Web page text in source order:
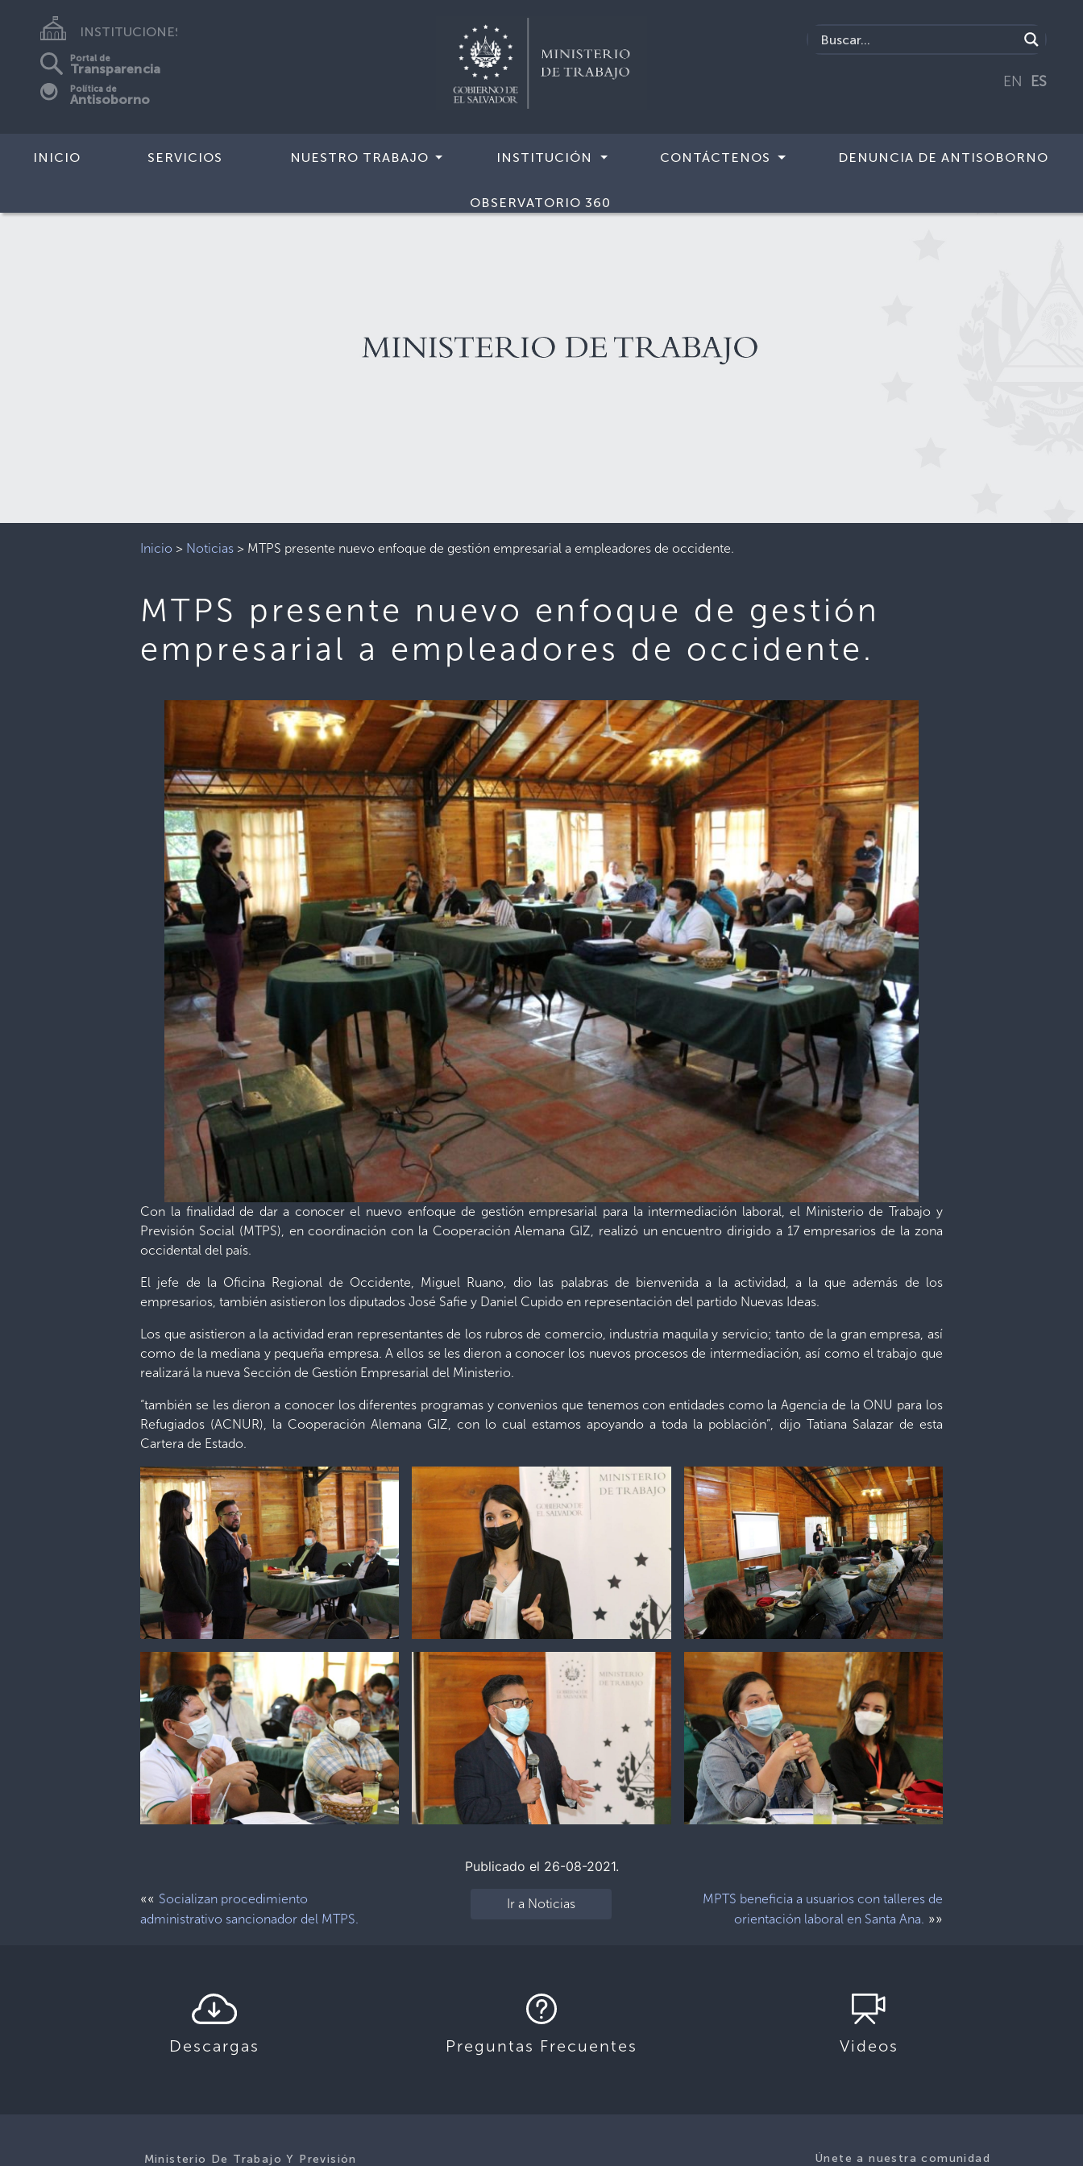
INSTITUCIONES
Portal de
Transparencia
Política de
Antisoborno
EN ES
INICIO SERVICIOS NUESTRO TRABAJO INSTITUCIÓN CONTÁCTENOS DENUNCIA DE ANTISOBORNO
OBSERVATORIO 360
Inicio > Noticias > MTPS presente nuevo enfoque de gestión empresarial a empleadores de occidente.
MTPS presente nuevo enfoque de gestión
empresarial a empleadores de occidente.
Con la finalidad de dar a conocer el nuevo enfoque de gestión empresarial para la intermediación laboral, el Ministerio de Trabajo y
Previsión Social (MTPS), en coordinación con la Cooperación Alemana GIZ, realizó un encuentro dirigido a 17 empresarios de la zona
occidental del país.
El jefe de la Oficina Regional de Occidente, Miguel Ruano, dio las palabras de bienvenida a la actividad, a la que además de los
empresarios, también asistieron los diputados José Safie y Daniel Cupido en representación del partido Nuevas Ideas.
Los que asistieron a la actividad eran representantes de los rubros de comercio, industria maquila y servicio; tanto de la gran empresa, así
como de la mediana y pequeña empresa. A ellos se les dieron a conocer los nuevos procesos de intermediación, así como el trabajo que
realizará la nueva Sección de Gestión Empresarial del Ministerio.
“también se les dieron a conocer los diferentes programas y convenios que tenemos con entidades como la Agencia de la ONU para los
Refugiados (ACNUR), la Cooperación Alemana GIZ, con lo cual estamos apoyando a toda la población”, dijo Tatiana Salazar de esta
Cartera de Estado.
Publicado el 26-08-2021.
«« Socializan procedimiento
administrativo sancionador del MTPS.
Ir a Noticias
MPTS beneficia a usuarios con talleres de
orientación laboral en Santa Ana. »»
Descargas Preguntas Frecuentes Videos
Únete a nuestra comunidad
Ministerio De Trabajo Y Previsión